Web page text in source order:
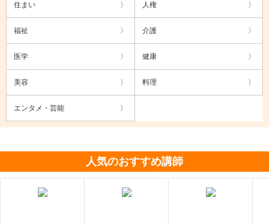
住まい 人権
福祉 介護
医学 健康
美容 料理
エンタメ・芸能
人気のおすすめ講師